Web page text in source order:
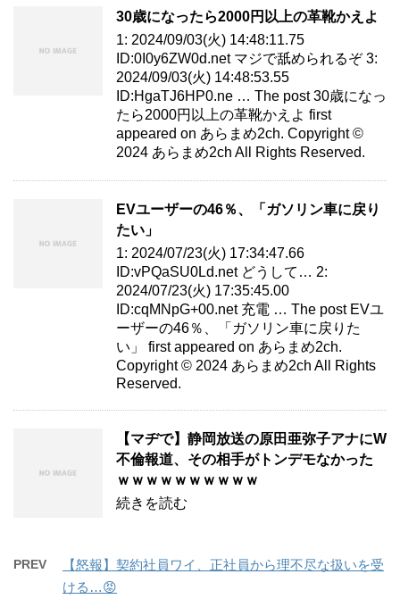
30歳になったら2000円以上の革靴かえよ
1: 2024/09/03(火) 14:48:11.75
ID:0I0y6ZW0d.net マジで舐められるぞ 3:
2024/09/03(火) 14:48:53.55
ID:HgaTJ6HP0.ne … The post 30歳になっ
たら2000円以上の革靴かえよ first
appeared on あらまめ2ch. Copyright ©
2024 あらまめ2ch All Rights Reserved.
EVユーザーの46％、「ガソリン車に戻り
たい」
1: 2024/07/23(火) 17:34:47.66
ID:vPQaSU0Ld.net どうして… 2:
2024/07/23(火) 17:35:45.00
ID:cqMNpG+00.net 充電 … The post EVユ
ーザーの46％、「ガソリン車に戻りた
い」 first appeared on あらまめ2ch.
Copyright © 2024 あらまめ2ch All Rights
Reserved.
【マヂで】静岡放送の原田亜弥子アナにW
不倫報道、その相手がトンデモなかった
ｗｗｗｗｗｗｗｗｗｗ
続きを読む
PREV
【怒報】契約社員ワイ、正社員から理不尽な扱いを受
ける…😡